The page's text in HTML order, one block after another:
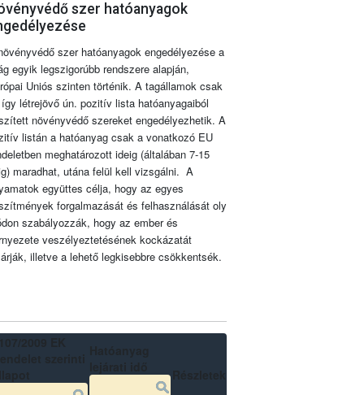
szer hatóanyagok
szer hatóanyagok engedélyezése a
egyik legszigorúbb rendszere alapján,
Uniós szinten történik. A tagállamok csak
létrejövő ún. pozitív lista hatóanyagaiból
növényvédő szereket engedélyezhetik. A
listán a hatóanyag csak a vonatkozó EU
meghatározott ideig (általában 7-15
maradhat, utána felül kell vizsgálni. A
együttes célja, hogy az egyes
forgalmazását és felhasználását oly
szabályozzák, hogy az ember és
veszélyeztetésének kockázatát
illetve a lehető legkisebbre csökkentsék.